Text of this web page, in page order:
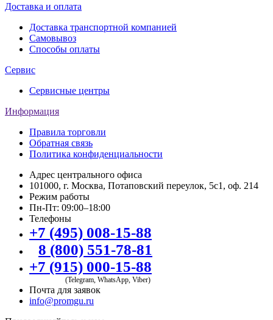
Доставка и оплата
Доставка транспортной компанией
Самовывоз
Способы оплаты
Сервис
Сервисные центры
Информация
Правила торговли
Обратная связь
Политика конфиденциальности
Адрес центрального офиса
101000, г. Москва, Потаповский переулок, 5с1, оф. 214
Режим работы
Пн-Пт: 09:00–18:00
Телефоны
+7 (495) 008-15-88
8 (800) 551-78-81
+7 (915) 000-15-88
(Telegram, WhatsApp, Viber)
Почта для заявок
info@promgu.ru